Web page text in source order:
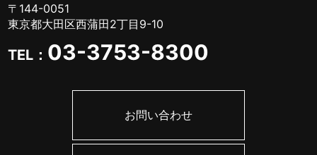
〒144-0051
東京都大田区西蒲田2丁目9-10
TEL： 03-3753-8300
お問い合わせ